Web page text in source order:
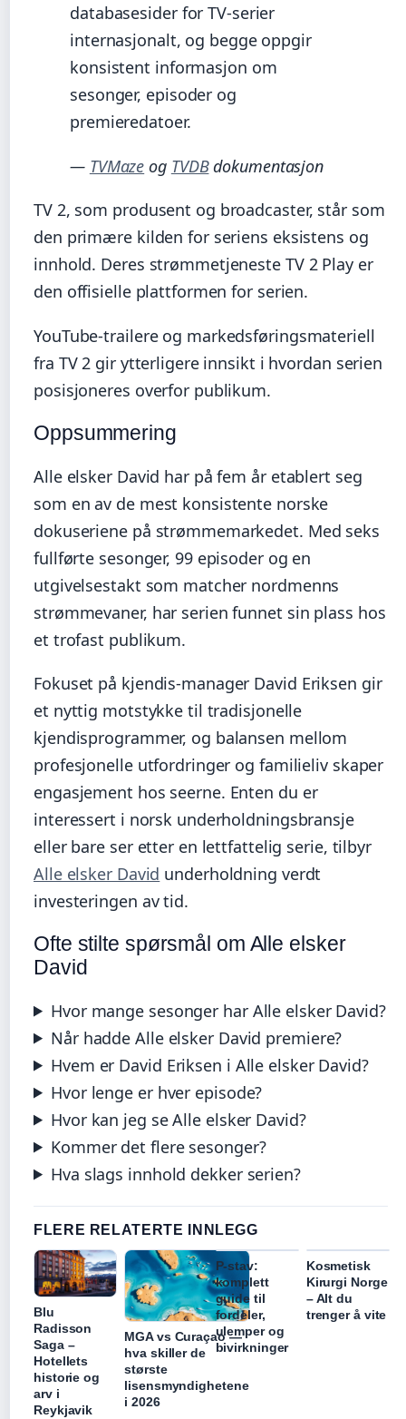
databasesider for TV-serier
internasjonalt, og begge oppgir
konsistent informasjon om
sesonger, episoder og
premieredatoer.
— TVMaze og TVDBdokumentasjon
TV 2, som produsent og broadcaster, står som
den primære kilden for seriens eksistens og
innhold. Deres strømmetjeneste TV 2 Play er
den offisielle plattformen for serien.
YouTube-trailere og markedsføringsmateriell
fra TV 2 gir ytterligere innsikt i hvordan serien
posisjoneres overfor publikum.
Oppsummering
Alle elsker David har på fem år etablert seg
som en av de mest konsistente norske
dokuseriene på strømmemarkedet. Med seks
fullførte sesonger, 99 episoder og en
utgivelsestakt som matcher nordmenns
strømmevaner, har serien funnet sin plass hos
et trofast publikum.
Fokuset på kjendis-manager David Eriksen gir
et nyttig motstykke til tradisjonelle
kjendisprogrammer, og balansen mellom
profesjonelle utfordringer og familieliv skaper
engasjement hos seerne. Enten du er
interessert i norsk underholdningsbransje
eller bare ser etter en lettfattelig serie, tilbyr
Alle elsker David underholdning verdt
investeringen av tid.
Ofte stilte spørsmål om Alle elsker
David
Hvor mange sesonger har Alle elsker David?
Når hadde Alle elsker David premiere?
Hvem er David Eriksen i Alle elsker David?
Hvor lenge er hver episode?
Hvor kan jeg se Alle elsker David?
Kommer det flere sesonger?
Hva slags innhold dekker serien?
FLERE RELATERTE INNLEGG
Blu
Radisson
Saga –
Hotellets
historie og
arv i
Reykjavik
MGA vs Curaçao —
hva skiller de
største
lisensmyndighetene
i 2026
P-stav:
komplett
guide til
fordeler,
ulemper og
bivirkninger
Kosmetisk
Kirurgi Norge
– Alt du
trenger å vite